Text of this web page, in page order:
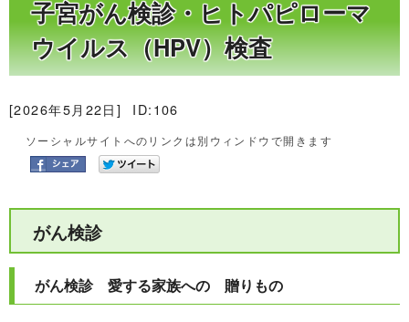
子宮がん検診・ヒトパピローマ
ウイルス（HPV）検査
[2026年5月22日] ID:106
ソーシャルサイトへのリンクは別ウィンドウで開きます
がん検診
がん検診 愛する家族への 贈りもの